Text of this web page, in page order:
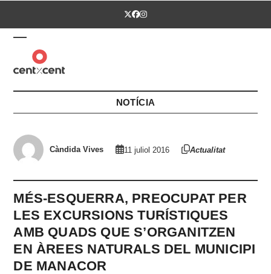
Twitter
Facebook
Instagram
Open
mobile
menu
Close
mobile
menu
NOTÍCIA
Càndida Vives 11 juliol 2016 Actualitat
MÉS-ESQUERRA, PREOCUPAT PER
LES EXCURSIONS TURÍSTIQUES
AMB QUADS QUE S’ORGANITZEN
EN ÀREES NATURALS DEL MUNICIPI
DE MANACOR